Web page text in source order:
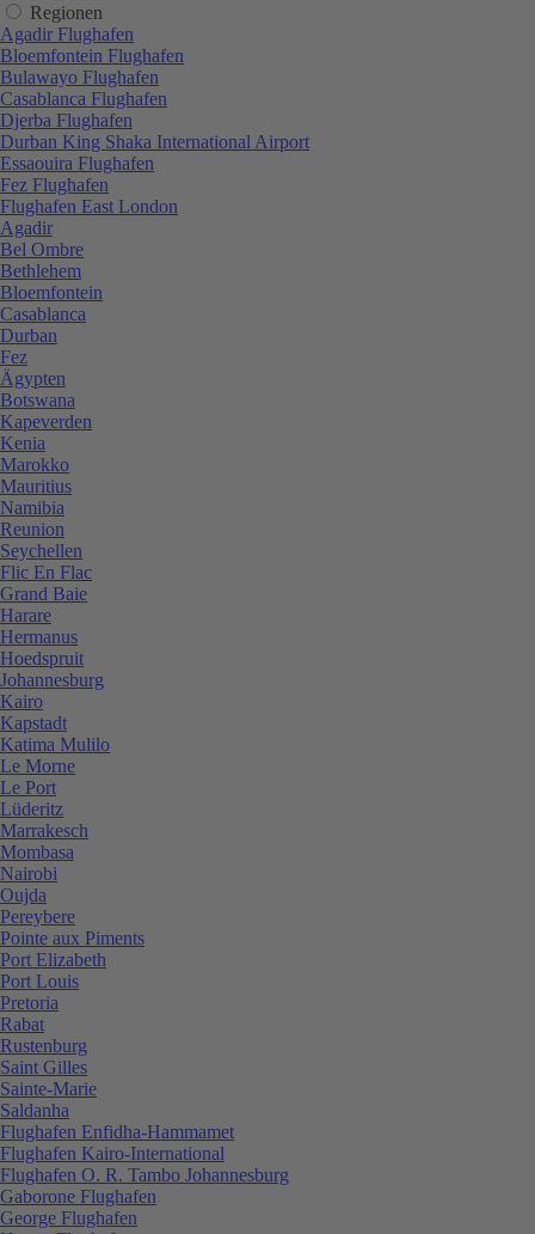
Regionen
Agadir Flughafen
Bloemfontein Flughafen
Bulawayo Flughafen
Casablanca Flughafen
Djerba Flughafen
Durban King Shaka International Airport
Essaouira Flughafen
Fez Flughafen
Flughafen East London
Agadir
Bel Ombre
Bethlehem
Bloemfontein
Casablanca
Durban
Fez
Ägypten
Botswana
Kapeverden
Kenia
Marokko
Mauritius
Namibia
Reunion
Seychellen
Flic En Flac
Grand Baie
Harare
Hermanus
Hoedspruit
Johannesburg
Kairo
Kapstadt
Katima Mulilo
Le Morne
Le Port
Lüderitz
Marrakesch
Mombasa
Nairobi
Oujda
Pereybere
Pointe aux Piments
Port Elizabeth
Port Louis
Pretoria
Rabat
Rustenburg
Saint Gilles
Sainte-Marie
Saldanha
Flughafen Enfidha-Hammamet
Flughafen Kairo-International
Flughafen O. R. Tambo Johannesburg
Gaborone Flughafen
George Flughafen